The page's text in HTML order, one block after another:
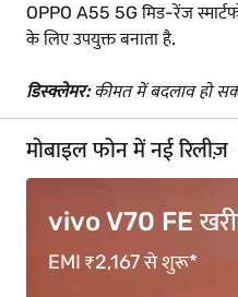
OPPO A55 5G मिड-रेंज
के लिए उपयुक्त बनाता है.
डिस्क्लेमर:कीमत में बदलाव हो
मोबाइल फोन में नई रिलीज़
Moto G67
EMI ₹1,600 से शुरू*